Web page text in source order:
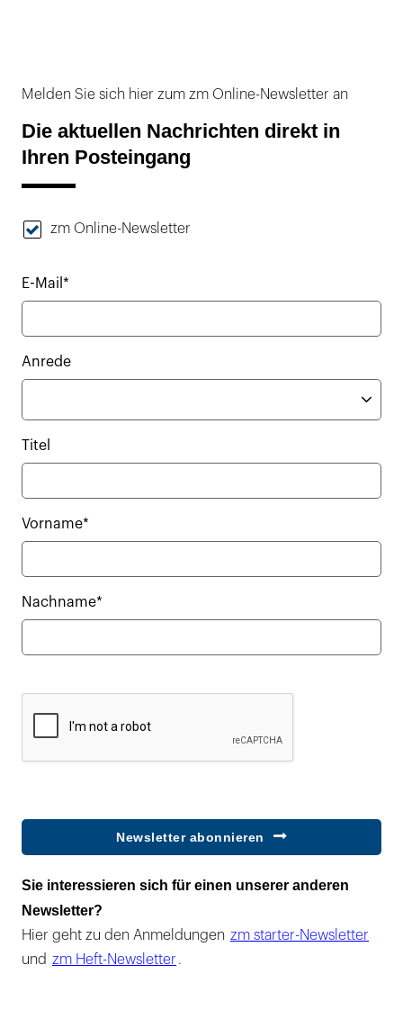
Melden Sie sich hier zum zm Online-Newsletter an
Die aktuellen Nachrichten direkt in
Ihren Posteingang
zm Online-Newsletter
E-Mail*
Anrede
Titel
Vorname*
Nachname*
Newsletter abonnieren
Sie interessieren sich für einen unserer anderen
Newsletter?
Hier geht zu den Anmeldungen zm starter-Newsletter
und zm Heft-Newsletter .